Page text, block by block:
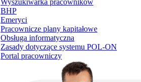
Wyszukiwarka pracowników
BHP
Emeryci
Pracownicze plany kapitałowe
Obsługa informatyczna
Zasady dotyczące systemu POL-ON
Portal pracowniczy